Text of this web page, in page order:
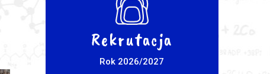
Rekrutacja
Rok 2026/2027